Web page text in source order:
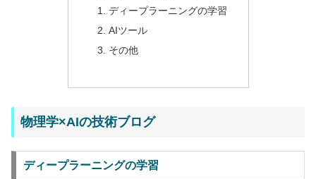
ディープラーニングの学習
AIツール
その他
物理学×AIの技術ブログ
ディープラーニングの学習